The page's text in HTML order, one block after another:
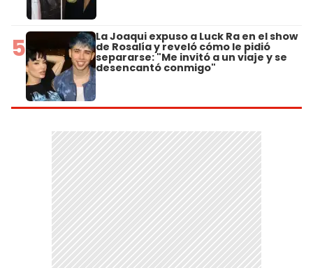
5 La Joaqui expuso a Luck Ra en el show
de Rosalía y reveló cómo le pidió
separarse: "Me invitó a un viaje y se
desencantó conmigo"